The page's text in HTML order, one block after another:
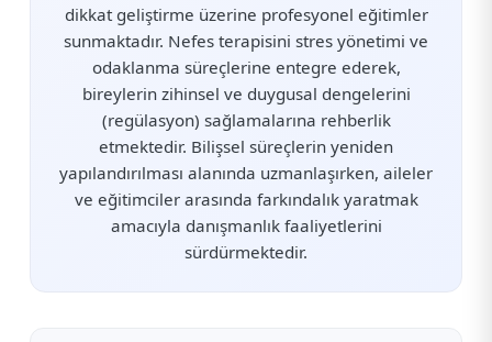
dikkat geliştirme üzerine profesyonel eğitimler
sunmaktadır. Nefes terapisini stres yönetimi ve
odaklanma süreçlerine entegre ederek,
bireylerin zihinsel ve duygusal dengelerini
(regülasyon) sağlamalarına rehberlik
etmektedir. Bilişsel süreçlerin yeniden
yapılandırılması alanında uzmanlaşırken, aileler
ve eğitimciler arasında farkındalık yaratmak
amacıyla danışmanlık faaliyetlerini
sürdürmektedir.